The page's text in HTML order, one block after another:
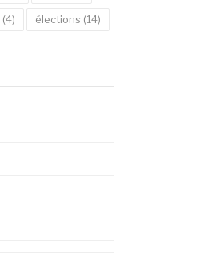
(4) élections (14)